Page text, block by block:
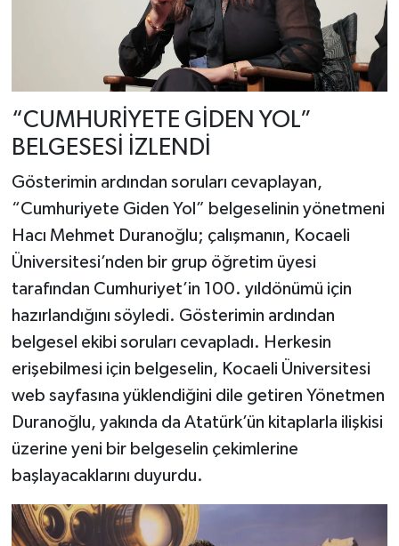
“CUMHURİYETE GİDEN YOL”
BELGESESİ İZLENDİ
Gösterimin ardından soruları cevaplayan,
“Cumhuriyete Giden Yol” belgeselinin yönetmeni
Hacı Mehmet Duranoğlu; çalışmanın, Kocaeli
Üniversitesi’nden bir grup öğretim üyesi
tarafından Cumhuriyet’in 100. yıldönümü için
hazırlandığını söyledi. Gösterimin ardından
belgesel ekibi soruları cevapladı. Herkesin
erişebilmesi için belgeselin, Kocaeli Üniversitesi
web sayfasına yüklendiğini dile getiren Yönetmen
Duranoğlu, yakında da Atatürk’ün kitaplarla ilişkisi
üzerine yeni bir belgeselin çekimlerine
başlayacaklarını duyurdu.